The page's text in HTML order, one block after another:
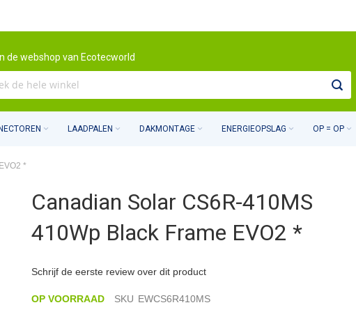
de webshop van Ecotecworld
LAADPALEN DAKMONTAGE ENERGIEOPSLAG OP = OP
*
Canadian Solar CS6R-410MS
410Wp Black Frame EVO2 *
Schrijf de eerste review over dit product
OP VOORRAAD SKU EWCS6R410MS